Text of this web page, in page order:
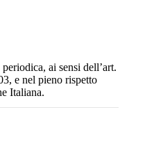
ai sensi dell’art.
e nel pieno rispetto
Italiana.